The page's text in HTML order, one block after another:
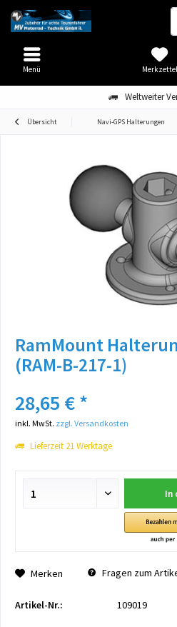
Weltweiter
Merkzettel
Menü
Übersicht Navi-GPS Halterungen
RamMount
(RAM-B-217-1)
28,65 € *
inkl. MwSt. zzgl. Versandkosten
Lieferzeit 21 Werktage
In
Merken Fragen zum
Artikel-Nr.: 109019